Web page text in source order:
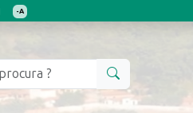
-A